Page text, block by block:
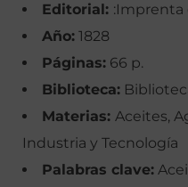
Editorial: :Imprenta
Año: 1828
Páginas: 66 p.
Biblioteca:
Materias: Aceites,
Industria y Tecnología
Palabras clave: